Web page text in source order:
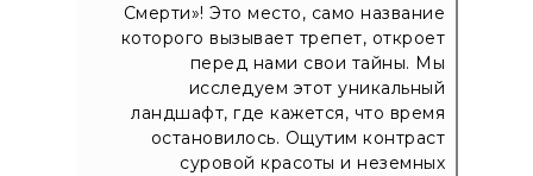
Смерти»! Это место, само название
которого вызывает трепет, откроет
перед нами свои тайны. Мы
исследуем этот уникальный
ландшафт, где кажется, что время
остановилось. Ощутим контраст
суровой красоты и неземных